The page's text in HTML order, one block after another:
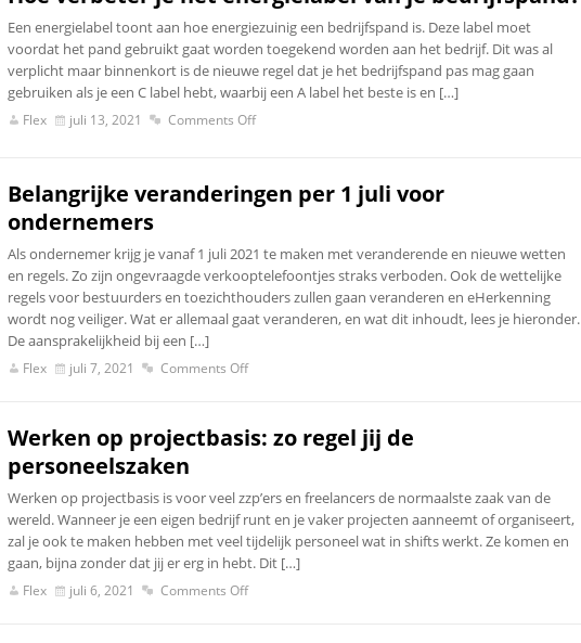
Een energielabel toont aan hoe energiezuinig een bedrijfspand is. Deze label moet
voordat het pand gebruikt gaat worden toegekend worden aan het bedrijf. Dit was al
verplicht maar binnenkort is de nieuwe regel dat je het bedrijfspand pas mag gaan
gebruiken als je een C label hebt, waarbij een A label het beste is en […]
Flex juli 13, 2021 Comments Off
Belangrijke veranderingen per 1 juli voor
ondernemers
Als ondernemer krijg je vanaf 1 juli 2021 te maken met veranderende en nieuwe wetten
en regels. Zo zijn ongevraagde verkooptelefoontjes straks verboden. Ook de wettelijke
regels voor bestuurders en toezichthouders zullen gaan veranderen en eHerkenning
wordt nog veiliger. Wat er allemaal gaat veranderen, en wat dit inhoudt, lees je hieronder.
De aansprakelijkheid bij een […]
Flex juli 7, 2021 Comments Off
Werken op projectbasis: zo regel jij de
personeelszaken
Werken op projectbasis is voor veel zzp’ers en freelancers de normaalste zaak van de
wereld. Wanneer je een eigen bedrijf runt en je vaker projecten aanneemt of organiseert,
zal je ook te maken hebben met veel tijdelijk personeel wat in shifts werkt. Ze komen en
gaan, bijna zonder dat jij er erg in hebt. Dit […]
Flex juli 6, 2021 Comments Off